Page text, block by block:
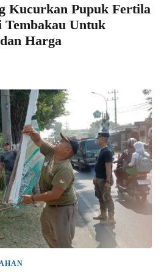
Kucurkan Pupuk Fertila
Tembakau Untuk
Harga